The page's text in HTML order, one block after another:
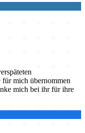
für mich übernommen
mich bei ihr für ihre